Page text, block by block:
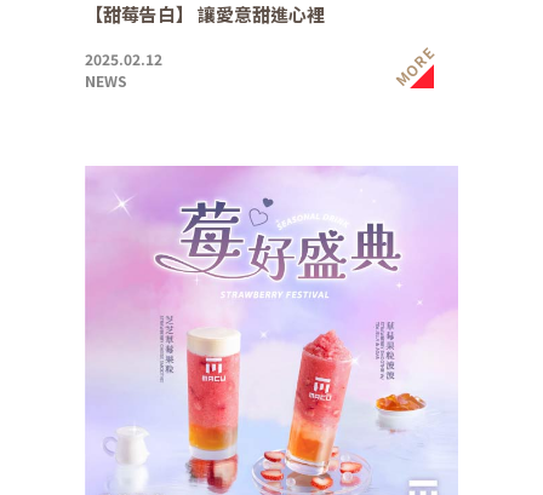
【甜莓告白】 讓愛意甜進心裡
2025.02.12
NEWS
MORE